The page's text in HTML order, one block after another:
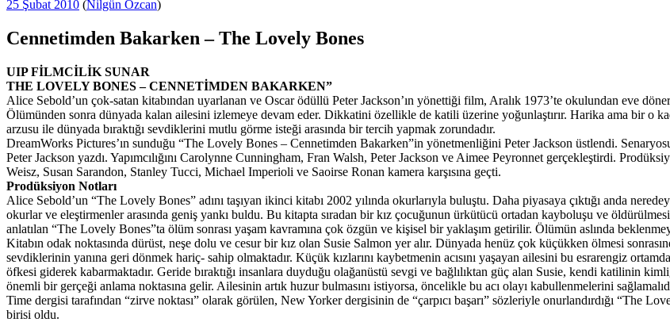
Yayım
25 Şubat 2010 (Nilgün Özcan)
Cennetimden Bakarken – The Lovely Bones
UIP FİLMCİLİK SUNAR
THE LOVELY BONES – CENNETİMDEN BAKARKEN”
Alice Sebold’un çok-satan kitabından uyarlanan ve Oscar ödüllü Peter Jackson’ın yönettiği film, Aralık 1973’te okulundan eve
Ölümünden sonra dünyada kalan ailesini izlemeye devam eder. Dikkatini özellikle de katili üzerine yoğunlaştırır. Harika ama bir o
arzusu ile dünyada bıraktığı sevdiklerini mutlu görme isteği arasında bir tercih yapmak zorundadır.
DreamWorks Pictures’ın sunduğu “The Lovely Bones – Cennetimden Bakarken”in yönetmenliğini Peter Jackson üstlendi.
Peter Jackson yazdı. Yapımcılığını Carolynne Cunningham, Fran Walsh, Peter Jackson ve Aimee Peyronnet gerçekleştirdi.
Weisz, Susan Sarandon, Stanley Tucci, Michael Imperioli ve Saoirse Ronan kamera karşısına geçti.
Prodüksiyon Notları
Alice Sebold’un “The Lovely Bones” adını taşıyan ikinci kitabı 2002 yılında okurlarıyla buluştu. Daha piyasaya çıktığı anda
okurlar ve eleştirmenler arasında geniş yankı buldu. Bu kitapta sıradan bir kız çocuğunun ürkütücü ortadan kayboluşu ve
anlatılan “The Lovely Bones”ta ölüm sonrası yaşam kavramına çok özgün ve kişisel bir yaklaşım getirilir. Ölümün aslında
Kitabın odak noktasında dürüst, neşe dolu ve cesur bir kız olan Susie Salmon yer alır. Dünyada henüz çok küçükken ölmesi
sevdiklerinin yanına geri dönmek hariç- sahip olmaktadır. Küçük kızlarını kaybetmenin acısını yaşayan ailesini bu esrarengiz
öfkesi giderek kabarmaktadır. Geride bıraktığı insanlara duyduğu olağanüstü sevgi ve bağlılıktan güç alan Susie, kendi katilinin
önemli bir gerçeği anlama noktasına gelir. Ailesinin artık huzur bulmasını istiyorsa, öncelikle bu acı olayı kabullenmelerini
Time dergisi tarafından “zirve noktası” olarak görülen, New Yorker dergisinin de “çarpıcı başarı” sözleriyle onurlandırdığı “The
birisi oldu.